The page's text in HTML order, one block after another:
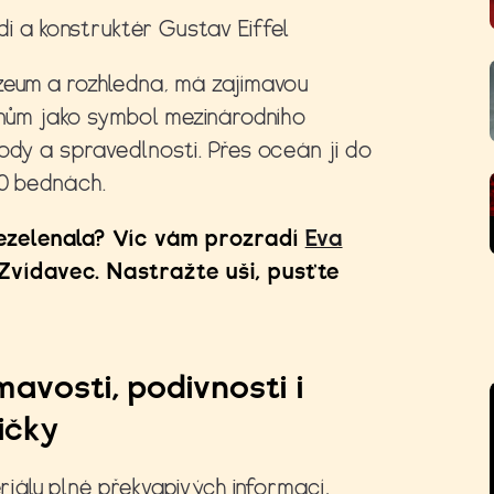
a konstruktér Gustav Eiffel
a rozhledna, má zajímavou
jako symbol mezinárodního
a spravedlnosti. Přes oceán ji do
bednách.
Víc vám prozradí Eva
Nastražte uši, pusťte
podivnosti i
plné překvapivých informací,